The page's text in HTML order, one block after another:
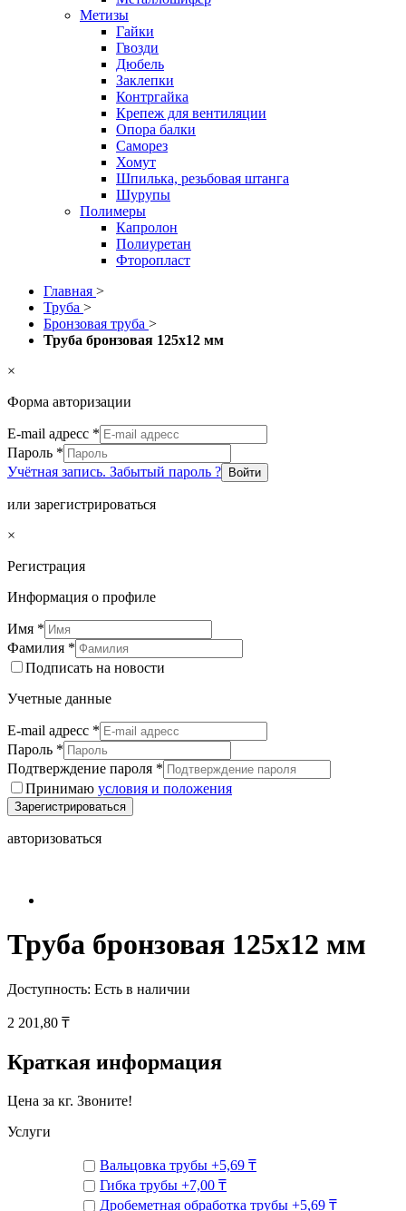
Метизы
Гайки
Гвозди
Дюбель
Заклепки
Контргайка
Крепеж для вентиляции
Опора балки
Саморез
Хомут
Шпилька, резьбовая штанга
Шурупы
Полимеры
Капролон
Полиуретан
Фторопласт
Главная >
Труба >
Бронзовая труба >
Труба бронзовая 125x12 мм
×
Форма авторизации
E-mail адресс *
Пароль *
Учётная запись. Забытый пароль ?
Войти
или зарегистрироваться
×
Регистрация
Информация о профиле
Имя *
Фамилия *
Подписать на новости
Учетные данные
E-mail адресс *
Пароль *
Подтверждение пароля *
Принимаю условия и положения
Зарегистрироваться
авторизоваться
Труба бронзовая 125x12 мм
Доступность: Есть в наличии
2 201,80 ₸
Краткая информация
Цена за кг. Звоните!
Услуги
Вальцовка трубы +5,69 ₸
Гибка трубы +7,00 ₸
Дробеметная обработка трубы +5,69 ₸